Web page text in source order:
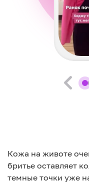
Кожа на животе
бритье оставляет
темные точки уже